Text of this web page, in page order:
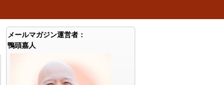
メールマガジン運営者：
鴨頭嘉人